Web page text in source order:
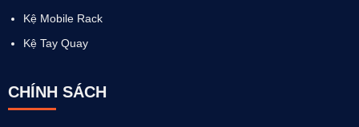
Kệ Mobile Rack
Kệ Tay Quay
CHÍNH SÁCH